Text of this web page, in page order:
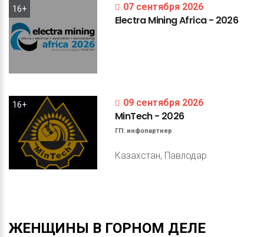
16+ 07 сентября 2026
ElectraMiningAfrica- 2026
16+ 09 сентября 2026
MinTech- 2026
ГП: инфопартнер
Казахстан, Павлодар
ЖЕНЩИНЫ В ГОРНОМ ДЕЛЕ